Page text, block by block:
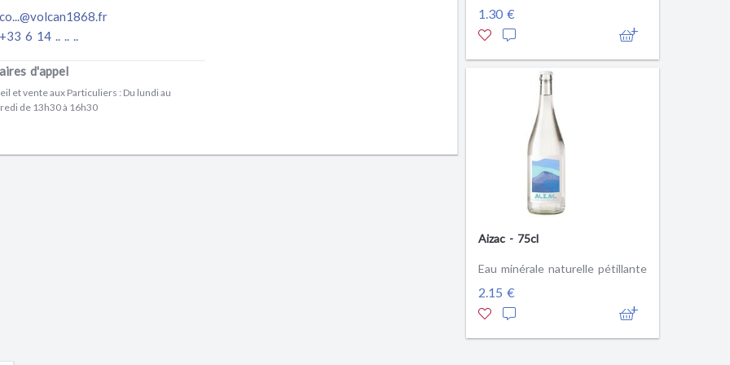
co...@volcan1868.fr
+33 6 14 .. .. ..
d'appel
et vente aux Particuliers : Du lundi au
de 13h30 à 16h30
1.30 €
Aizac - 75cl
Eau minérale naturelle pétillante
2.15 €